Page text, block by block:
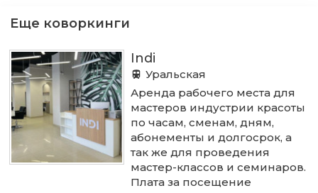
Еще коворкинги
Indi
Уральская
Аренда рабочего места для
мастеров индустрии красоты
по часам, сменам, дням,
абонементы и долгосрок, а
так же для проведения
мастер-классов и семинаров.
Плата за посещение